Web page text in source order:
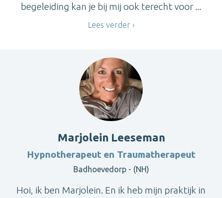
begeleiding kan je bij mij ook terecht voor ...
Lees verder
Marjolein Leeseman
Hypnotherapeut en Traumatherapeut
Badhoevedorp - (NH)
Hoi, ik ben Marjolein. En ik heb mijn praktijk in